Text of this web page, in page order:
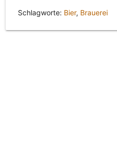
Schlagworte: Bier, Brauerei